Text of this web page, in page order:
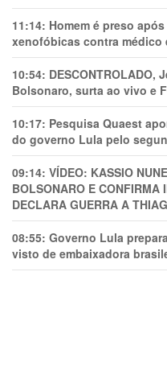
11:14: Homem é preso
xenofóbicas contra médico
10:54:
Bolsonaro, surta ao vivo e
10:17: Pesquisa Quaest
do governo Lula pelo
09:14: VÍDEO: KASSIO
BOLSONARO E
DECLARA GUERRA A
08:55: Governo Lula
visto de embaixadora